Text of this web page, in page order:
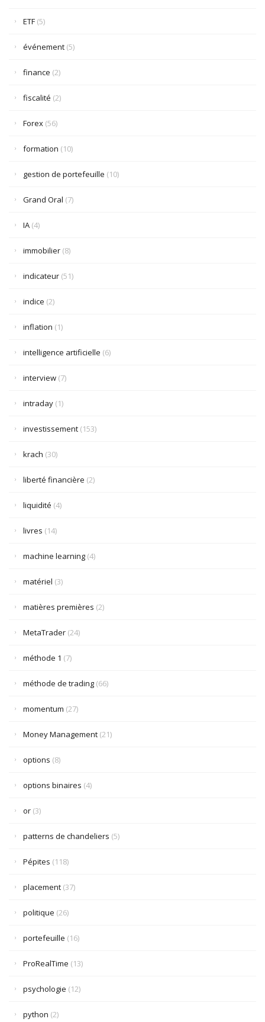
ETF (5)
événement (5)
finance (2)
fiscalité (2)
Forex (56)
formation (10)
gestion de portefeuille (10)
Grand Oral (7)
IA (4)
immobilier (8)
indicateur (51)
indice (2)
inflation (1)
intelligence artificielle (6)
interview (7)
intraday (1)
investissement (153)
krach (30)
liberté financière (2)
liquidité (4)
livres (14)
machine learning (4)
matériel (3)
matières premières (2)
MetaTrader (24)
méthode 1 (7)
méthode de trading (66)
momentum (27)
Money Management (21)
options (8)
options binaires (4)
or (3)
patterns de chandeliers (5)
Pépites (118)
placement (37)
politique (26)
portefeuille (16)
ProRealTime (13)
psychologie (12)
python (2)